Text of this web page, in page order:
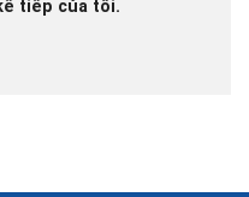
tiếp của tôi.